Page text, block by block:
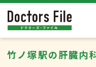
竹ノ塚駅の肝臓内